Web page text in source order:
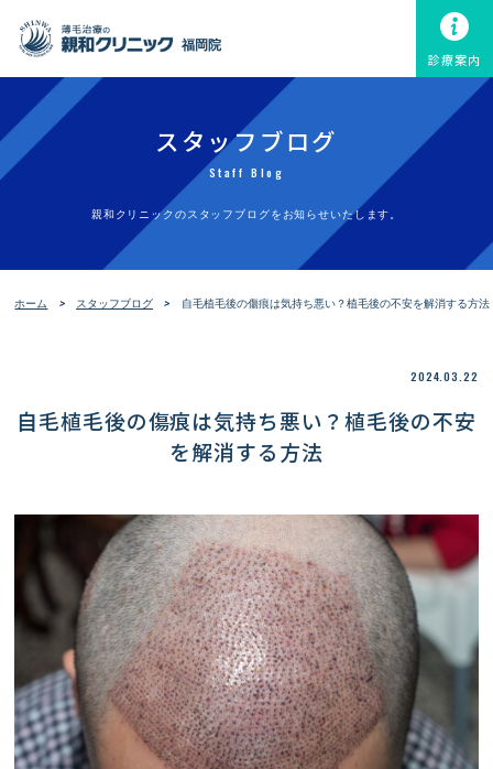
福岡院
診療案内
スタッフブログ
Staff Blog
親和クリニックのスタッフブログをお知らせいたします。
ホーム スタッフブログ 自毛植毛後の傷痕は気持ち悪い？植毛後の不安を解消する方法
2024.03.22
自毛植毛後の傷痕は気持ち悪い？植毛後の不安
を解消する方法